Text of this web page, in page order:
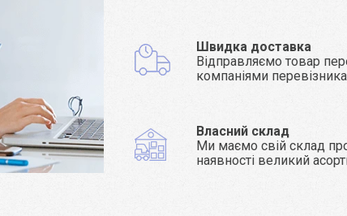
Швидка доставка
Відправляємо товар
компаніями
Власний склад
Ми маємо свій склад
наявності великий